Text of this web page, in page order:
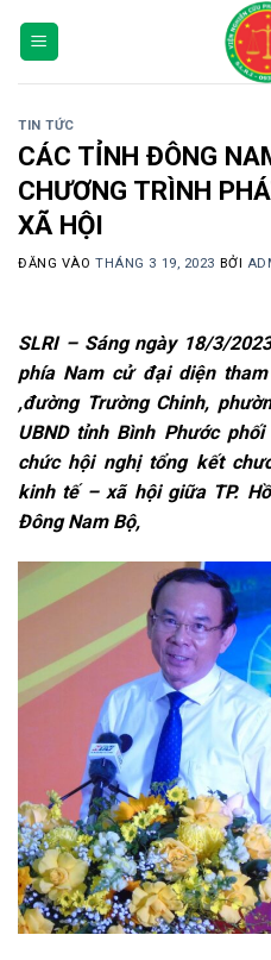
TIN TỨC
CÁC TỈNH ĐÔNG
CHƯƠNG TRÌNH
XÃ HỘI
ĐĂNG VÀOTHÁNG 3 19, 2023 BỞI
SLRI – Sáng ngày 18/3/
phía Nam cử đại diện
,đường Trường Chinh,
UBND tỉnh Bình Phước
chức hội nghị tổng kết c
kinh tế – xã hội giữa TP.
Đông Nam Bộ,